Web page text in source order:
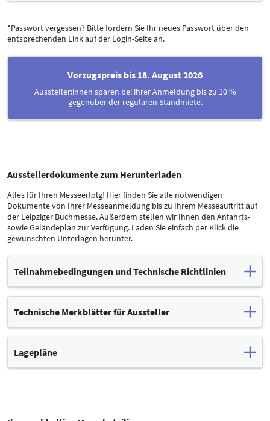
*Passwort vergessen? Bitte fordern Sie Ihr neues Passwort über den
entsprechenden Link auf der Login-Seite an.
Vorzugspreis bis 18. August 2026
Aussteller:innen sparen bei ihrer Anmeldung bis zu 10 %
gegenüber der regulären Standmiete.
Ausstellerdokumente zum Herunterladen
Alles für Ihren Messeerfolg! Hier finden Sie alle notwendigen
Dokumente von Ihrer Messeanmeldung bis zu Ihrem Messeauftritt auf
der Leipziger Buchmesse. Außerdem stellen wir Ihnen den Anfahrts-
sowie Geländeplan zur Verfügung. Laden Sie einfach per Klick die
gewünschten Unterlagen herunter.
Teilnahmebedingungen und Technische Richtlinien
Bitte beachten Sie die nachfolgenden allgemeinen
Teilnahmebedingungen für die Leipziger Messe und speziell für die
Leipziger Buchmesse sowie weitere Richtlinien unserer Messe.
Achtung: Die nachstehenden Dokumente sind Bestandteil Ihrer
Anmeldung und werden mit Ihrer Anmeldung anerkannt.
Technische Merkblätter für Aussteller
Für die Planung Ihres Messeauftritts haben wir Ihnen alle
beachten Sie bei Ihren Vorbereitungen die entsprechenden
Richtlinien.
Lagepläne
Zufahrt Besucherparkplatz P 2: 51°23'53''N / 012°24'47''O